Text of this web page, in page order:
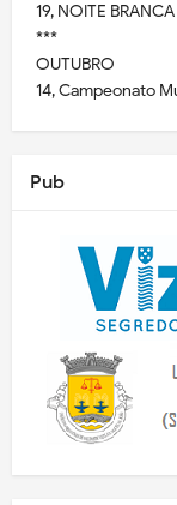
19, NOITE
***
OUTUBRO
14, Campeonato
Pub